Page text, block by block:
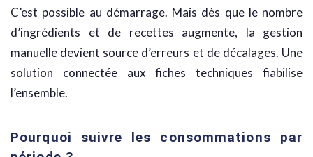
C’est possible au démarrage. Mais dès que le nombre
d’ingrédients et de recettes augmente, la gestion
manuelle devient source d’erreurs et de décalages. Une
solution connectée aux fiches techniques fiabilise
l’ensemble.
Pourquoi suivre les consommations par